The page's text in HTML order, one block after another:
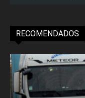
RECOMENDADOS